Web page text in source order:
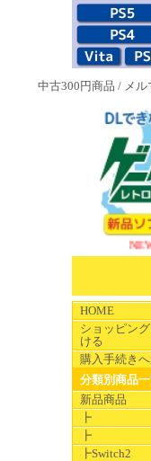
中古300円商品 / メ
NEW
HOME
ショッピン
ける
購入手続き
分類別商品
新品商品
┣
┣
┣Switch2